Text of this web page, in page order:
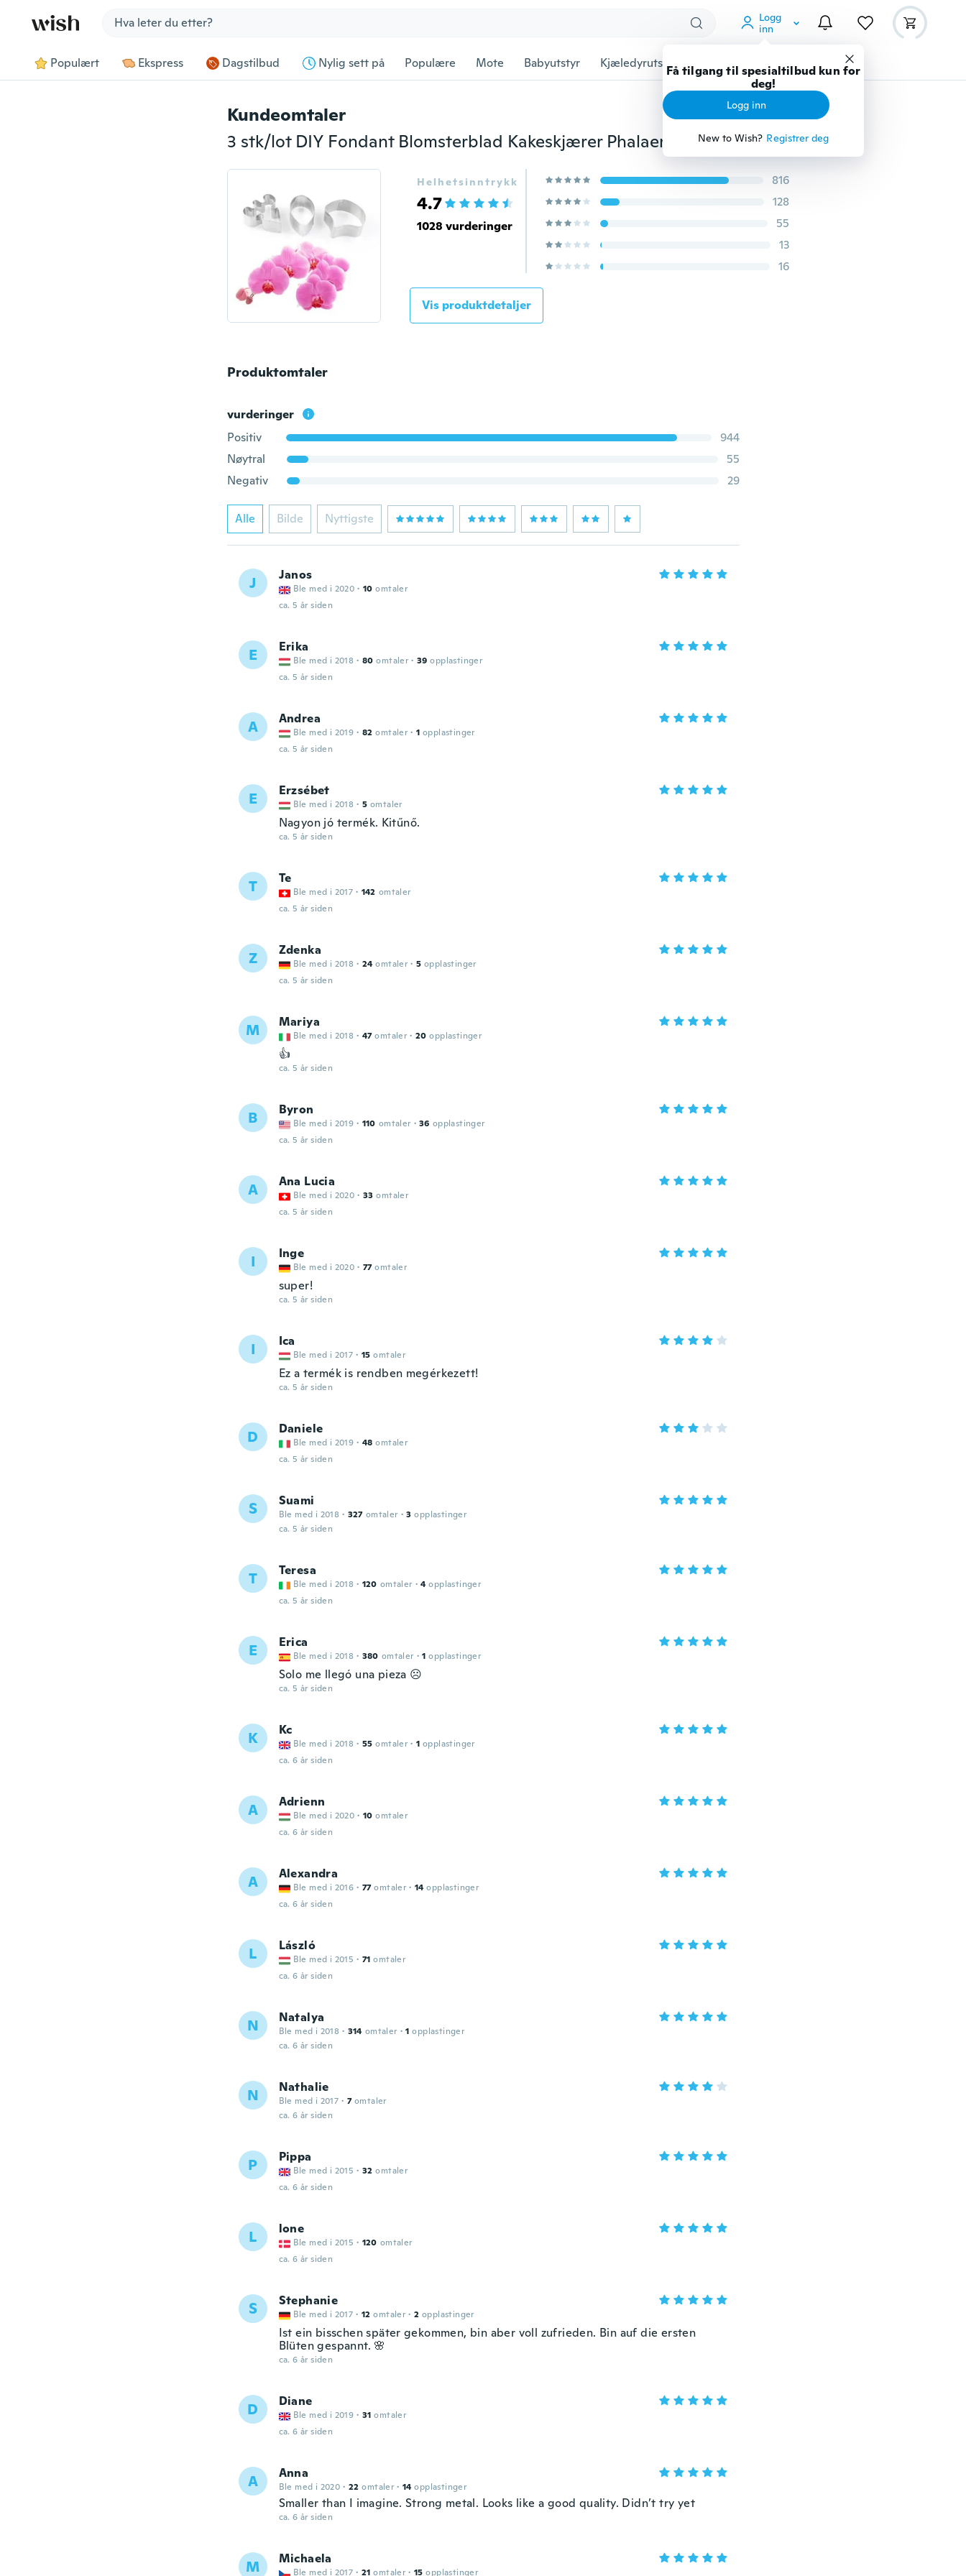
Logg
inn
Få tilgang til spesialtilbud kun for
deg!
Logg inn
New to Wish? Registrer deg
Populært Ekspress Dagstilbud Nylig sett på Populære Mote Babyutstyr Kjæledyrutstyr Gadgets Verktøy
Kundeomtaler
3 stk/lot DIY Fondant Blomsterblad Kakeskjærer Phalaenopsis Møl Orkide Stålkaker Verktøy Kakedekorasjonsform
Helhetsinntrykk
4.7
1028 vurderinger
816
128
55
13
16
Vis produktdetaljer
Produktomtaler
vurderinger
Positiv
944
Nøytral
55
Negativ
29
Alle Bilde Nyttigste
J Janos
Ble med i 2020 · 10 omtaler
ca. 5 år siden
E Erika
Ble med i 2018 · 80 omtaler · 39 opplastinger
ca. 5 år siden
A Andrea
Ble med i 2019 · 82 omtaler · 1 opplastinger
ca. 5 år siden
E Erzsébet
Ble med i 2018 · 5 omtaler
Nagyon jó termék. Kitűnő.
ca. 5 år siden
T Te
Ble med i 2017 · 142 omtaler
ca. 5 år siden
Z Zdenka
Ble med i 2018 · 24 omtaler · 5 opplastinger
ca. 5 år siden
M Mariya
Ble med i 2018 · 47 omtaler · 20 opplastinger
👍
ca. 5 år siden
B Byron
Ble med i 2019 · 110 omtaler · 36 opplastinger
ca. 5 år siden
A Ana Lucia
Ble med i 2020 · 33 omtaler
ca. 5 år siden
I Inge
Ble med i 2020 · 77 omtaler
super!
ca. 5 år siden
I Ica
Ble med i 2017 · 15 omtaler
Ez a termék is rendben megérkezett!
ca. 5 år siden
D Daniele
Ble med i 2019 · 48 omtaler
ca. 5 år siden
S Suami
Ble med i 2018 · 327 omtaler · 3 opplastinger
ca. 5 år siden
T Teresa
Ble med i 2018 · 120 omtaler · 4 opplastinger
ca. 5 år siden
E Erica
Ble med i 2018 · 380 omtaler · 1 opplastinger
Solo me llegó una pieza ☹️
ca. 5 år siden
K Kc
Ble med i 2018 · 55 omtaler · 1 opplastinger
ca. 6 år siden
A Adrienn
Ble med i 2020 · 10 omtaler
ca. 6 år siden
A Alexandra
Ble med i 2016 · 77 omtaler · 14 opplastinger
ca. 6 år siden
L László
Ble med i 2015 · 71 omtaler
ca. 6 år siden
N Natalya
Ble med i 2018 · 314 omtaler · 1 opplastinger
ca. 6 år siden
N Nathalie
Ble med i 2017 · 7 omtaler
ca. 6 år siden
P Pippa
Ble med i 2015 · 32 omtaler
ca. 6 år siden
L lone
Ble med i 2015 · 120 omtaler
ca. 6 år siden
S Stephanie
Ble med i 2017 · 12 omtaler · 2 opplastinger
Ist ein bisschen später gekommen, bin aber voll zufrieden. Bin auf die ersten
Blüten gespannt. 🌸
ca. 6 år siden
D Diane
Ble med i 2019 · 31 omtaler
ca. 6 år siden
A Anna
Ble med i 2020 · 22 omtaler · 14 opplastinger
Smaller than I imagine. Strong metal. Looks like a good quality. Didn’t try yet
ca. 6 år siden
M Michaela
Ble med i 2017 · 21 omtaler · 15 opplastinger